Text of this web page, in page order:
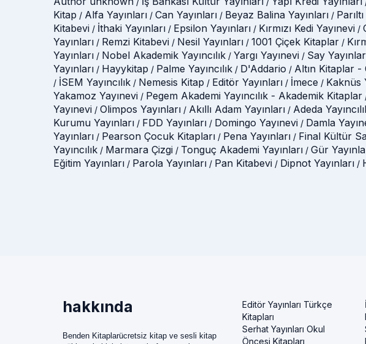
Kitap / Alfa Yayınları / Can Yayınları / Beyaz Balina Yayınları /
Kitabevi / İthaki Yayınları / Epsilon Yayınları / Kırmızı Kedi Yayınevi /
Yayınları / Remzi Kitabevi / Nesil Yayınları / 1001 Çiçek Kitaplar /
Yayınları / Nobel Akademik Yayıncılık / Yargı Yayınevi / Say
Yayınları / Hayykitap / Palme Yayıncılık / D'Addario / Altın Kitaplar -
/ İSEM Yayıncılık / Nemesis Kitap / Editör Yayınları / İmece / Kaknüs
Yakamoz Yayınevi / Pegem Akademi Yayıncılık - Akademik Kitaplar
Yayınevi / Olimpos Yayınları / Akıllı Adam Yayınları / Adeda
Kurumu Yayınları / FDD Yayınları / Domingo Yayınevi / Damla
Yayınları / Pearson Çocuk Kitapları / Pena Yayınları / Final Kültür
Yayıncılık / Marmara Çizgi / Tonguç Akademi Yayınları / Gür
Eğitim Yayınları / Parola Yayınları / Pan Kitabevi / Dipnot Yayınları /
hakkında
Benden Kitaplarücretsiz kitap ve sesli kitap
Editör Yayınları Türkçe
Kitapları
Serhat Yayınları Okul
Öncesi Kitapları